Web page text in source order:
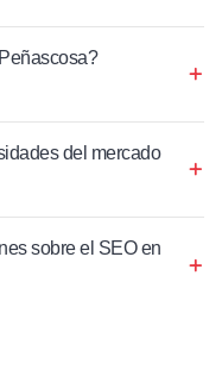
del mercado
sobre el SEO en